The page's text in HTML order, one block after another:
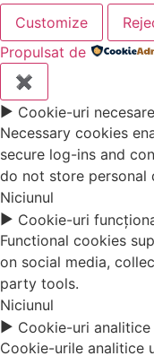
Customize
Propulsat de
✖
► Cookie-uri necesare
Necessary cookies
secure log-ins and
do not store personal
Niciunul
► Cookie-uri
Functional cookies
on social media,
party tools.
Niciunul
► Cookie-uri analitice
Cookie-urile analitice